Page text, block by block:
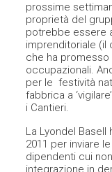
prossime
proprietà del
potrebbe essere
imprenditoriale (il
che ha promesso
occupazionali.
per le festività
fabbrica a
i Cantieri.
La Lyondel
2011 per inviare
dipendenti cui
integrazione in